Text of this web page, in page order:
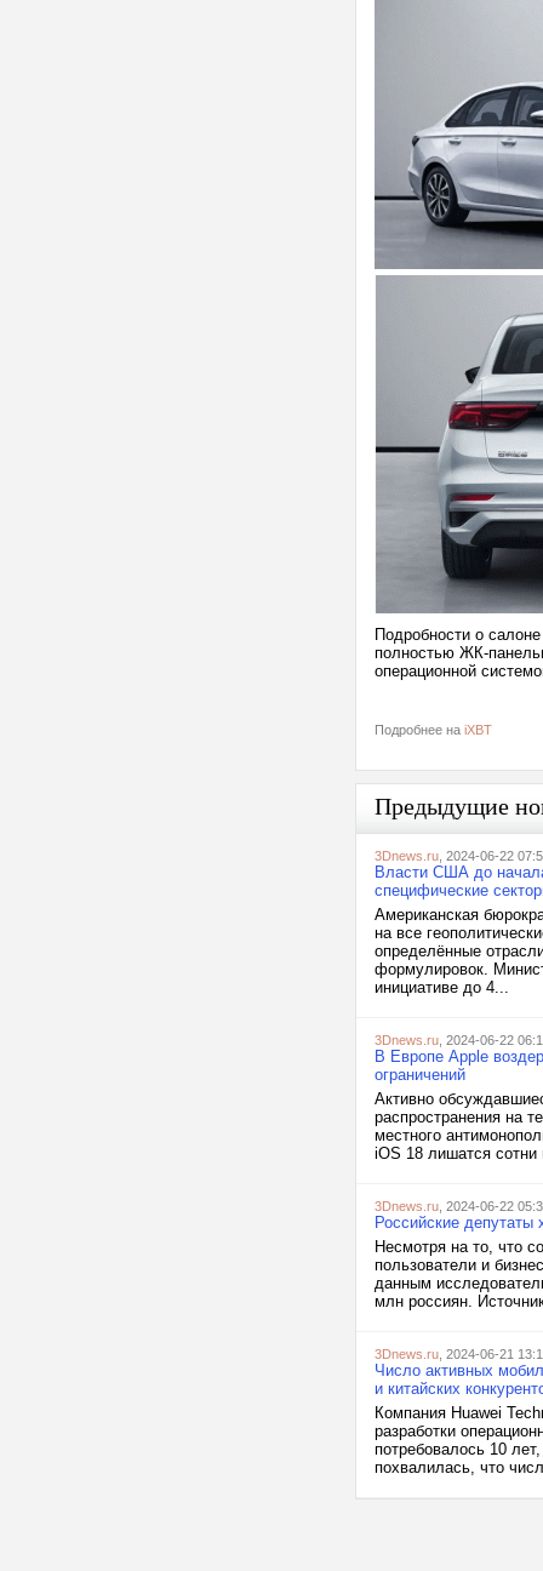
Подробности о
полностью ЖК-
операционной
Подробнее на iXBT
Предыдущие
3Dnews.ru , 2024-06-22
Власти США до
специфические
Американская
на все
определённые
формулировок.
инициативе до 4...
3Dnews.ru , 2024-06-22
В Европе Apple
ограничений
Активно
распространения на
местного
iOS 18 лишатся сотни
3Dnews.ru , 2024-06-22
Российские депутаты
Несмотря на то, что
пользователи и
данным
млн россиян.
3Dnews.ru , 2024-06-21
Число активных
и китайских
Компания Huawei
разработки
потребовалось 10
похвалилась, что